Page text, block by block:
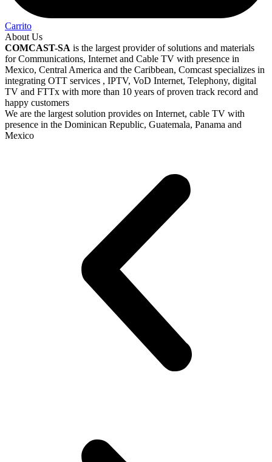
Carrito
About Us
COMCAST-SA is the largest provider of solutions and materials
for Communications, Internet and Cable TV with presence in
Mexico, Central America and the Caribbean, Comcast specializes in
integrating OTT services , IPTV, VoD Internet, Telephony, digital
TV and FTTx with more than 10 years of proven track record and
happy customers
We are the largest solution provides on Internet, cable TV with
presence in the Dominican Republic, Guatemala, Panama and
Mexico